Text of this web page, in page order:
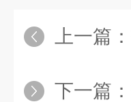
上一篇：
下一篇：